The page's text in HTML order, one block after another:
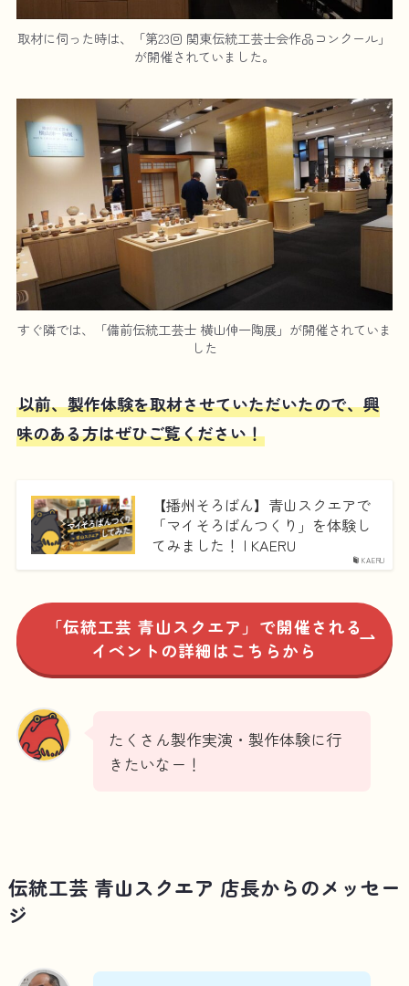
取材に伺った時は、「第23回 関東伝統工芸士会作品コンクール」
が開催されていました。
すぐ隣では、「備前伝統工芸士 横山伸一陶展」が開催されていま
した
以前、製作体験を取材させていただいたので、興
味のある方はぜひご覧ください！
KAERU
【播州そろばん】青山スクエアで
「マイそろばんつくり」を体験し
てみました！ | KAERU
「伝統工芸 青山スクエア」で開催される
イベントの詳細はこちらから
たくさん製作実演・製作体験に行
きたいなー！
伝統工芸 青山スクエア 店長からのメッセー
ジ